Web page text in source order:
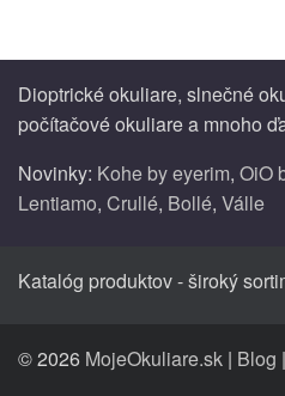
Dioptrické okuliare, slnečné
počítačové okuliare a mnoho
Novinky: Kohe by eyerim, OiO
Lentiamo, Crullé, Bollé, Válle
Katalóg produktov - široký
© 2026 MojeOkuliare.sk | Blog |